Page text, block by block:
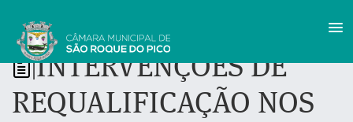
INTERVENÇÕES DE
REQUALIFICAÇÃO NOS